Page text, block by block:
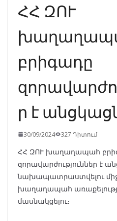
ՀՀ ԶՈՒ
բրիգադը
ր է
30/09/2024 327 Դիտում
ՀՀ ԶՈՒ խաղաղապահ
զորավարժություններ է
նախապատրաստվելու
խաղաղապահ
մասնակցելու։